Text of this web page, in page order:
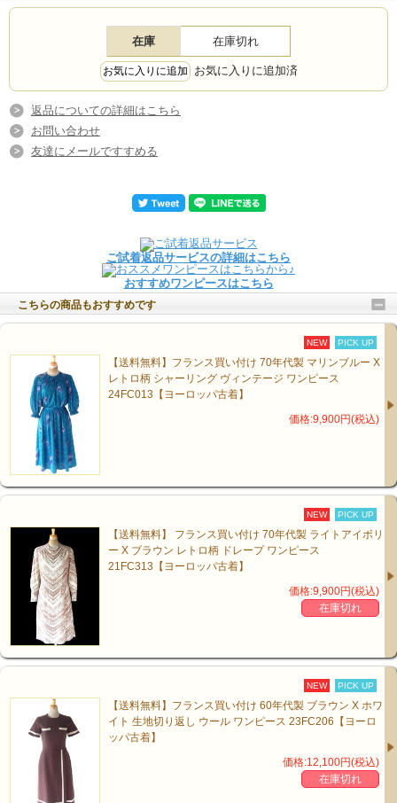
在庫 在庫切れ
お気に入りに追加済
返品についての詳細はこちら
お問い合わせ
友達にメールですすめる
ご試着返品サービスの詳細はこちら
おすすめワンピースはこちら
こちらの商品もおすすめです
NEW PICK UP
【送料無料】フランス買い付け 70年代製 マリンブルー X
レトロ柄 シャーリング ヴィンテージ ワンピース
24FC013【ヨーロッパ古着】
価格:9,900円(税込)
NEW PICK UP
【送料無料】 フランス買い付け 70年代製 ライトアイボリ
ー X ブラウン レトロ柄 ドレープ ワンピース
21FC313【ヨーロッパ古着】
価格:9,900円(税込)
在庫切れ
NEW PICK UP
【送料無料】フランス買い付け 60年代製 ブラウン X ホワ
イト 生地切り返し ウール ワンピース 23FC206【ヨーロ
ッパ古着】
価格:12,100円(税込)
在庫切れ